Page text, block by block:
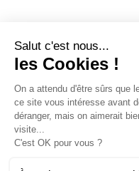
Suivez-nous
Voir toutes les actualités
Salut c'est nous...
les Cookies !
On a attendu d'être sûrs que
ce site vous intéresse avant
déranger, mais on aimerait
visite...
C'est OK pour vous ?